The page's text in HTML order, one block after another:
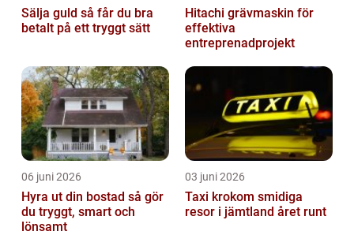
Sälja guld så får du bra
betalt på ett tryggt sätt
Hitachi grävmaskin för
effektiva
entreprenadprojekt
06 juni 2026
Hyra ut din bostad så gör
du tryggt, smart och
lönsamt
03 juni 2026
Taxi krokom smidiga
resor i jämtland året runt